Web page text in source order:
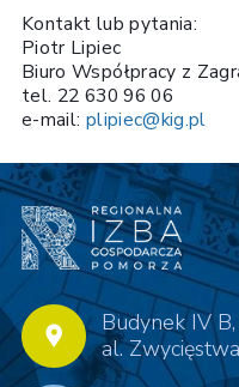
Kontakt lub pytania:
Piotr Lipiec
Biuro Współpracy z
tel. 22 630 96 06
e-mail: plipiec@kig.pl
Budynek IV
al.